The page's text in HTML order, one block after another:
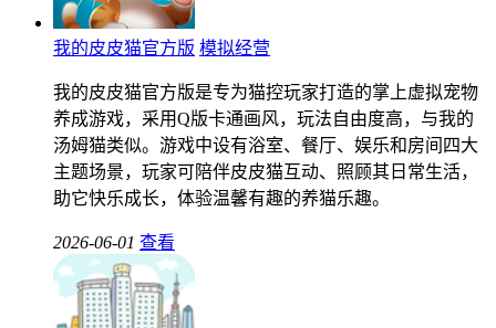
我的皮皮猫官方版 模拟经营
我的皮皮猫官方版是专为猫控玩家打造的掌上虚拟宠物
养成游戏，采用Q版卡通画风，玩法自由度高，与我的
汤姆猫类似。游戏中设有浴室、餐厅、娱乐和房间四大
主题场景，玩家可陪伴皮皮猫互动、照顾其日常生活，
助它快乐成长，体验温馨有趣的养猫乐趣。
2026-06-01 查看